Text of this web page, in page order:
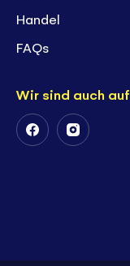
Handel
FAQs
Wir sind auch auf
FollowFollow